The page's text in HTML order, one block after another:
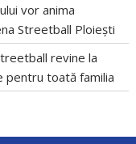
vor anima
Streetball Ploiești
revine la
pentru toată familia